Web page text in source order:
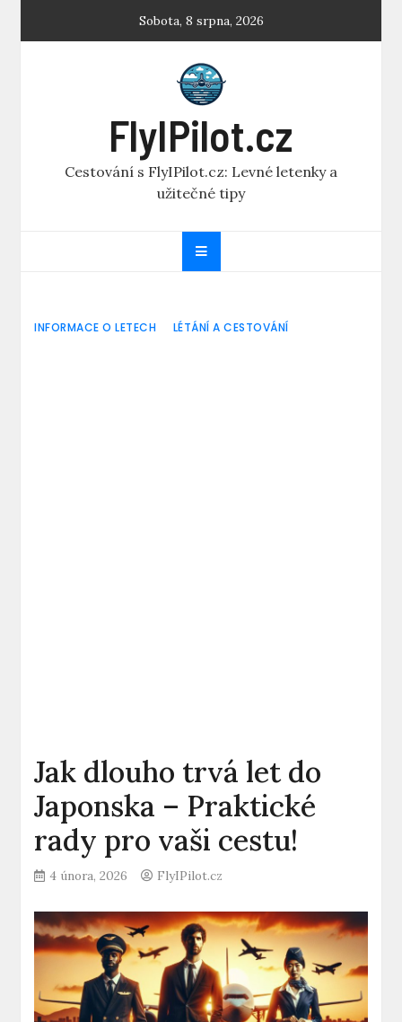
Sobota, 8 srpna, 2026
FlyIPilot.cz
Cestování s FlyIPilot.cz: Levné letenky a
užitečné tipy
INFORMACE O LETECH LÉTÁNÍ A CESTOVÁNÍ
Jak dlouho trvá let do
Japonska – Praktické
rady pro vaši cestu!
4 února, 2026 FlyIPilot.cz